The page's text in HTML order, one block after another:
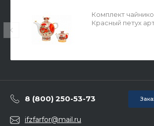
Комплект
Красный петух
8 (800) 250-53-73
ifzfarfor@mail.ru